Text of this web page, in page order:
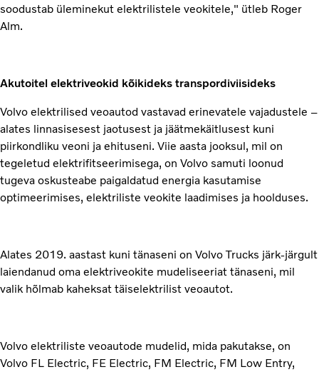
soodustab üleminekut elektrilistele veokitele," ütleb Roger
Alm.
Akutoitel elektriveokid kõikideks transpordiviisideks
Volvo elektrilised veoautod vastavad erinevatele vajadustele –
alates linnasisesest jaotusest ja jäätmekäitlusest kuni
piirkondliku veoni ja ehituseni. Viie aasta jooksul, mil on
tegeletud elektrifitseerimisega, on Volvo samuti loonud
tugeva oskusteabe paigaldatud energia kasutamise
optimeerimises, elektriliste veokite laadimises ja hoolduses.
Alates 2019. aastast kuni tänaseni on Volvo Trucks järk-järgult
laiendanud oma elektriveokite mudeliseeriat tänaseni, mil
valik hõlmab kaheksat täiselektrilist veoautot.
Volvo elektriliste veoautode mudelid, mida pakutakse, on
Volvo FL Electric, FE Electric, FM Electric, FM Low Entry,